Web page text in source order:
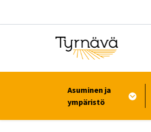
Asuminen ja
ympäristö